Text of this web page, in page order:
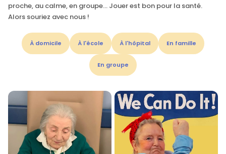
proche, au calme, en groupe… Jouer est bon pour la santé.
Alors souriez avec nous !
À domicile À l'école À l'hôpital En famille
En groupe